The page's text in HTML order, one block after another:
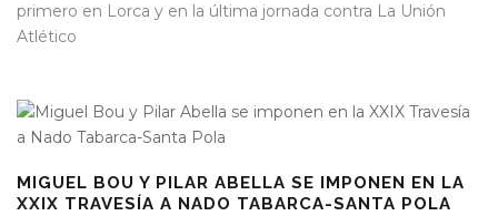
primero en Lorca y en la última jornada contra La Unión
Atlético
MIGUEL BOU Y PILAR ABELLA SE IMPONEN EN LA
XXIX TRAVESÍA A NADO TABARCA-SANTA POLA